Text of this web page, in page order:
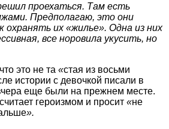
проехаться. Там есть
Предполагаю, это они
охранять их «жилье». Одна из них
все норовила укусить, но
это не та «стая из восьми
истории с девочкой писали в
еще были на прежнем месте.
героизмом и просит «не
».